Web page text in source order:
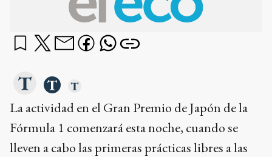
La actividad en el Gran Premio de Japón de la
Fórmula 1 comenzará esta noche, cuando se
lleven a cabo las primeras prácticas libres a las